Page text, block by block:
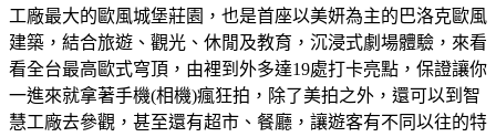
工廠最大的歐風城堡莊園，也是首座以美妍為主的巴洛克歐風
建築，結合旅遊、觀光、休閒及教育，沉浸式劇場體驗，來看
看全台最高歐式穹頂，由裡到外多達19處打卡亮點，保證讓你
一進來就拿著手機(相機)瘋狂拍，除了美拍之外，還可以到智
慧工廠去參觀，甚至還有超市、餐廳，讓遊客有不同以往的特